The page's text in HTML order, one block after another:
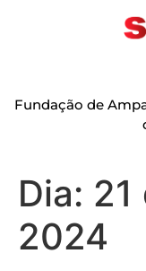
Fundação de
Dia: 21
2024